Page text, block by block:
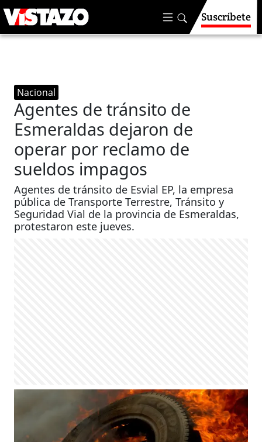
Suscríbete
Nacional
Agentes de tránsito de
Esmeraldas dejaron de
operar por reclamo de
sueldos impagos
Agentes de tránsito de Esvial EP, la empresa
pública de Transporte Terrestre, Tránsito y
Seguridad Vial de la provincia de Esmeraldas,
protestaron este jueves.